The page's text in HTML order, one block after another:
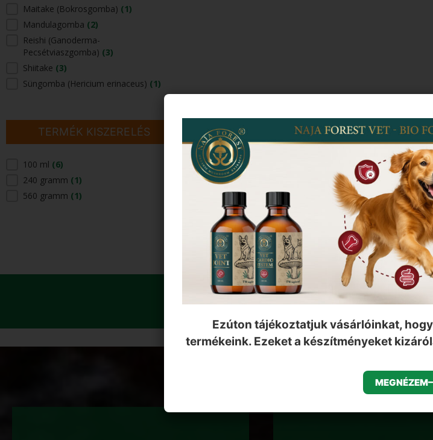
Maitake (Bokrosgomba) (1)
Mandulagomba (2)
Reishi (Ganoderma-
Pecsétviaszgomba) (3)
Shiitake (3)
Süngomba (Hericium erinaceus) (1)
TERMÉK KISZERELÉS
TERMÉK KISZERELÉS
100 ml (6)
240 gramm (1)
560 gramm (1)
MIÉRT BÍZZAK A NAJA
Ezúton tájékoztatjuk vásárlóinkat,
termékeink. Ezeket a készítményeket
MEGNÉZEM